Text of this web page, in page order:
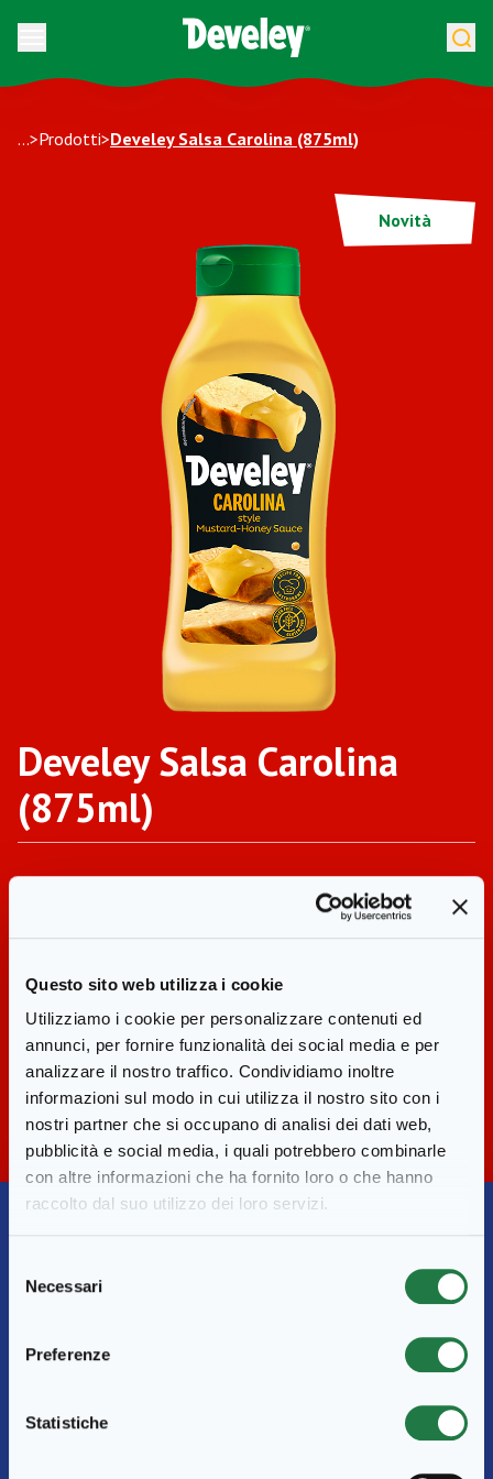
Questo sito web utilizza i cookie
Utilizziamo i cookie per personalizzare contenuti ed
annunci, per fornire funzionalità dei social media e per
analizzare il nostro traffico. Condividiamo inoltre
informazioni sul modo in cui utilizza il nostro sito con i
nostri partner che si occupano di analisi dei dati web,
pubblicità e social media, i quali potrebbero combinarle
con altre informazioni che ha fornito loro o che hanno
raccolto dal suo utilizzo dei loro servizi.
delNecessari
Preferenze
Statistiche
...>Prodotti>Develey Salsa Carolina (875ml)
Novità
Develey Salsa Carolina
(875ml)
Bottiglia PET
875ml
Informazioni sul prodotto